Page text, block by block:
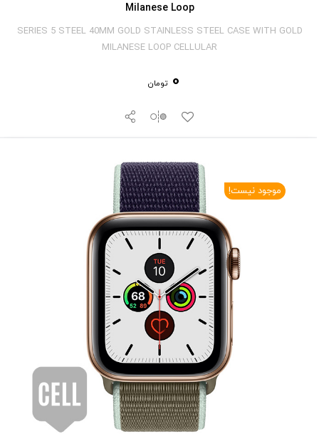
Milanese Loop
SERIES 5 STEEL 40MM GOLD STAINLESS STEEL CASE WITH GOLD
MILANESE LOOP CELLULAR
0 تومان
موجود نیست!